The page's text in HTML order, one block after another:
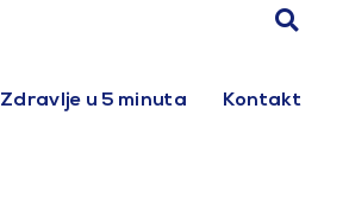
Zdravlje u 5 minuta Kontakt